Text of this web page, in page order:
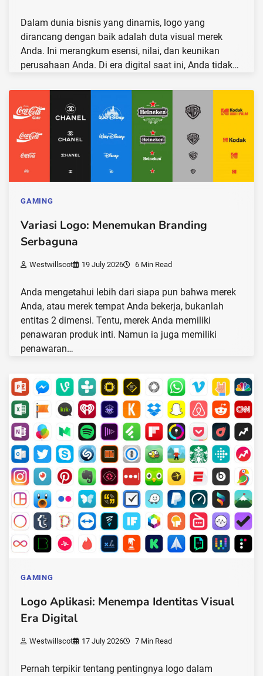
Dalam dunia bisnis yang dinamis, logo yang
dirancang dengan baik adalah duta visual merek
Anda. Ini merangkum esensi, nilai, dan keunikan
perusahaan Anda. Di era digital saat ini, Anda tidak…
GAMING
Variasi Logo: Menemukan Branding
Serbaguna
Westwillscot 19 July 2026 6 Min Read
Anda mengetahui lebih dari siapa pun bahwa merek
Anda, atau merek tempat Anda bekerja, bukanlah
entitas 2 dimensi. Tentu, merek Anda memiliki
penawaran produk inti. Namun ia juga memiliki
penawaran…
GAMING
Logo Aplikasi: Menempa Identitas Visual
Era Digital
Westwillscot 17 July 2026 7 Min Read
Pernah terpikir tentang pentingnya logo dalam